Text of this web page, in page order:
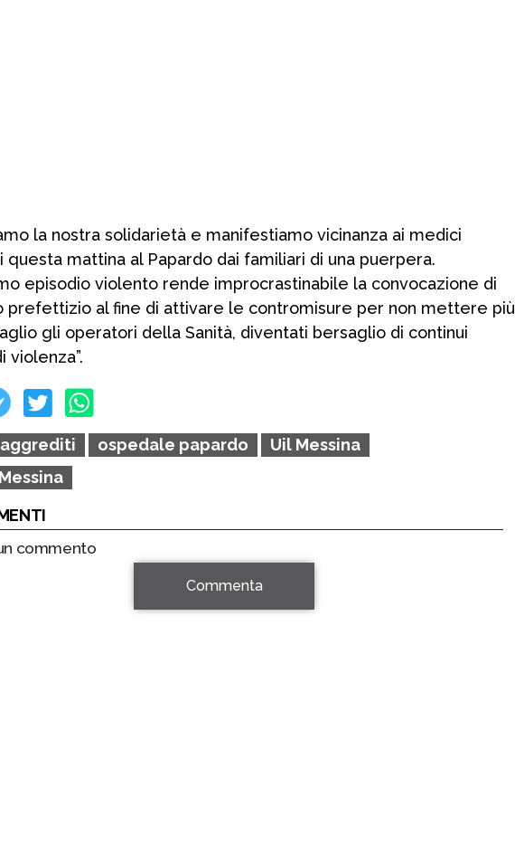
la nostra solidarietà e manifestiamo vicinanza ai medici
questa mattina al Papardo dai familiari di una puerpera.
episodio violento rende improcrastinabile la convocazione di
prefettizio al fine di attivare le contromisure per non mettere più
gli operatori della Sanità, diventati bersaglio di continui
violenza”.
ospedale papardo
Uil Messina
commento
Commenta